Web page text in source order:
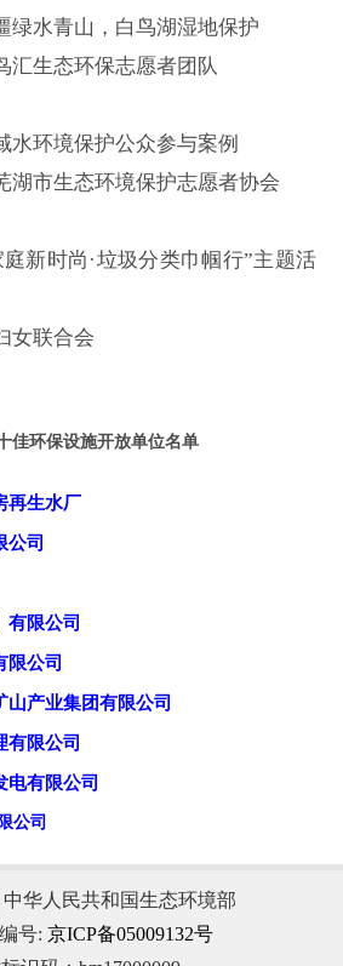
绿芽积分”
泸州市生态环境局
海湖、我是志愿者”行动志愿服务
妇联、青海湖景区管理局、青海
青海省海北藏族自治州
水环境保护公众参与案例
湖市生态环境保护志愿者协会
庭新时尚·垃圾分类巾帼行”主题活
女联合会
佳环保设施开放单位名单
再生水厂
公司
有限公司
限公司
产业集团有限公司
有限公司
电有限公司
公司
华人民共和国生态环境部
号: 京ICP备05009132号